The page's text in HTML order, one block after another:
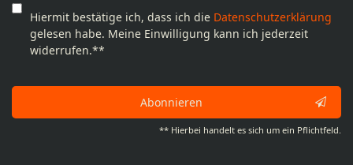
Hiermit bestätige ich, dass ich die Daten­schutz­erklärung
gelesen habe. Meine Einwilligung kann ich jederzeit
widerrufen.**
Abonnieren
** Hierbei handelt es sich um ein Pflichtfeld.